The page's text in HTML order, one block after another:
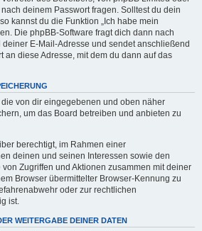
deinem Passwort fragen. Solltest du dein
kannst du die Funktion „Ich habe mein
Die phpBB-Software fragt dich dann nach
E-Mail-Adresse und sendet anschließend
an diese Adresse, mit dem du dann auf das
die von dir eingegebenen und oben näher
um das Board betreiben und anbieten zu
berechtigt, im Rahmen einer
deinen und seinen Interessen sowie den
von Zugriffen und Aktionen zusammen mit deiner
Browser übermittelter Browser-Kennung zu
oder zur rechtlichen
ist.
WEITERGABE DEINER DATEN